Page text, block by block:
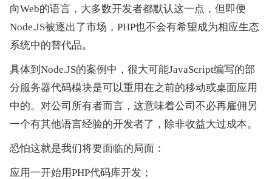
向Web的语言，大多数开发者都默认这一点，但即便
Node.JS被逐出了市场，PHP也不会有希望成为相应生态
系统中的替代品。
具体到Node.JS的案例中，很大可能JavaScript编写的部
分服务器代码模块是可以重用在之前的移动或桌面应用
中的。对公司所有者而言，这意味着公司不必再雇佣另
一个有其他语言经验的开发者了，除非收益大过成本。
恐怕这就是我们将要面临的局面：
应用一开始用PHP代码库开发；